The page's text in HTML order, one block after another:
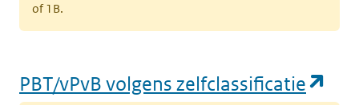
of 1B.
PBT/vPvB volgens zelfclassificatie